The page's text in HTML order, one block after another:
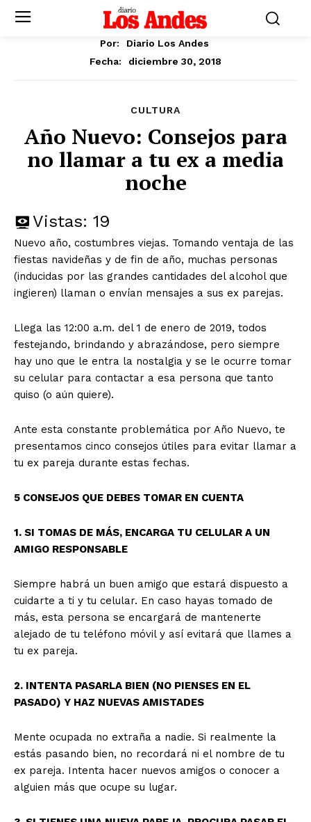
Por:
Diario Los Andes
Fecha:
diciembre 30, 2018
CULTURA
Año Nuevo: Consejos para
no llamar a tu ex a media
noche
Vistas: 19
Nuevo año, costumbres viejas. Tomando ventaja de las
fiestas navideñas y de fin de año, muchas personas
(inducidas por las grandes cantidades del alcohol que
ingieren) llaman o envían mensajes a sus ex parejas.
Llega las 12:00 a.m. del 1 de enero de 2019, todos
festejando, brindando y abrazándose, pero siempre
hay uno que le entra la nostalgia y se le ocurre tomar
su celular para contactar a esa persona que tanto
quiso (o aún quiere).
Ante esta constante problemática por Año Nuevo, te
presentamos cinco consejos útiles para evitar llamar a
tu ex pareja durante estas fechas.
5 CONSEJOS QUE DEBES TOMAR EN CUENTA
1. SI TOMAS DE MÁS, ENCARGA TU CELULAR A UN
AMIGO RESPONSABLE
Siempre habrá un buen amigo que estará dispuesto a
cuidarte a ti y tu celular. En caso hayas tomado de
más, esta persona se encargará de mantenerte
alejado de tu teléfono móvil y así evitará que llames a
tu ex pareja.
2. INTENTA PASARLA BIEN (NO PIENSES EN EL
PASADO) Y HAZ NUEVAS AMISTADES
Mente ocupada no extraña a nadie. Si realmente la
estás pasando bien, no recordará ni el nombre de tu
ex pareja. Intenta hacer nuevos amigos o conocer a
alguien más que ocupe su lugar.